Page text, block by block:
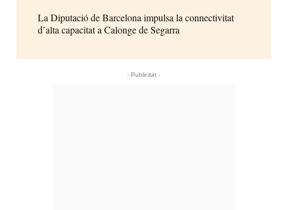
La Diputació de Barcelona impulsa la connectivitat
d’alta capacitat a Calonge de Segarra
- Publicitat -